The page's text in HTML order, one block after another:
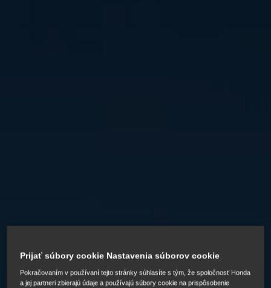
Prijať súbory cookie Nastavenia súborov cookie
Pokračovaním v používaní tejto stránky súhlasíte s tým, že spoločnosť Honda
a jej partneri zbierajú údaje a používajú súbory cookie na prispôsobenie